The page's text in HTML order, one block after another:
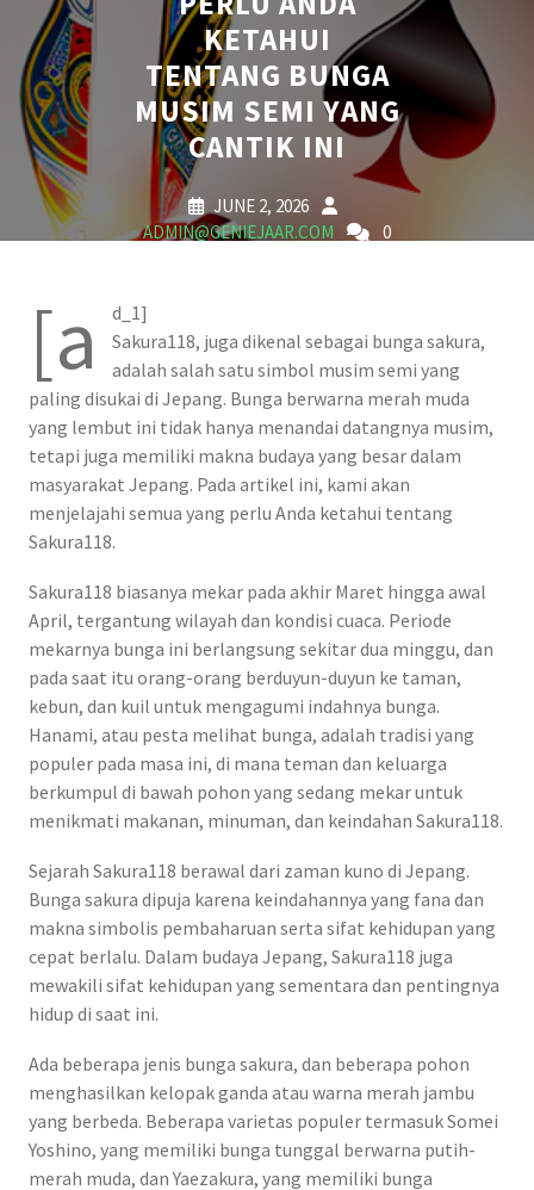
KETAHUI
TENTANG BUNGA
MUSIM SEMI YANG
CANTIK INI
JUNE 2, 2026
ADMIN@GENIEJAAR.COM
0
[a
d_1]
Sakura118, juga dikenal sebagai bunga sakura,
adalah salah satu simbol musim semi yang
paling disukai di Jepang. Bunga berwarna merah muda
yang lembut ini tidak hanya menandai datangnya musim,
tetapi juga memiliki makna budaya yang besar dalam
masyarakat Jepang. Pada artikel ini, kami akan
menjelajahi semua yang perlu Anda ketahui tentang
Sakura118.
Sakura118 biasanya mekar pada akhir Maret hingga awal
April, tergantung wilayah dan kondisi cuaca. Periode
mekarnya bunga ini berlangsung sekitar dua minggu, dan
pada saat itu orang-orang berduyun-duyun ke taman,
kebun, dan kuil untuk mengagumi indahnya bunga.
Hanami, atau pesta melihat bunga, adalah tradisi yang
populer pada masa ini, di mana teman dan keluarga
berkumpul di bawah pohon yang sedang mekar untuk
menikmati makanan, minuman, dan keindahan Sakura118.
Sejarah Sakura118 berawal dari zaman kuno di Jepang.
Bunga sakura dipuja karena keindahannya yang fana dan
makna simbolis pembaharuan serta sifat kehidupan yang
cepat berlalu. Dalam budaya Jepang, Sakura118 juga
mewakili sifat kehidupan yang sementara dan pentingnya
hidup di saat ini.
Ada beberapa jenis bunga sakura, dan beberapa pohon
menghasilkan kelopak ganda atau warna merah jambu
yang berbeda. Beberapa varietas populer termasuk Somei
Yoshino, yang memiliki bunga tunggal berwarna putih-
merah muda, dan Yaezakura, yang memiliki bunga